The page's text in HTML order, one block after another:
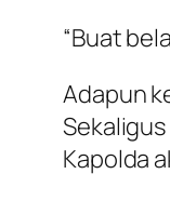
“Buat
Adapun
Kapolda